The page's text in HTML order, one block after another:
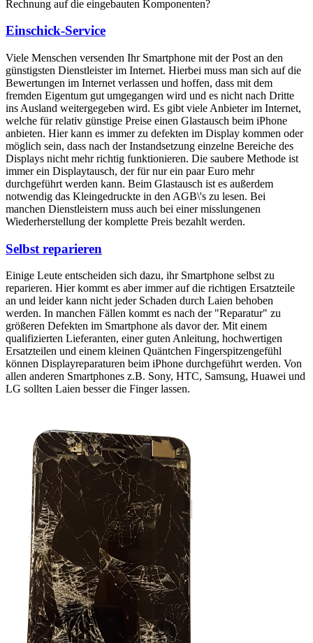
Rechnung auf die eingebauten Komponenten?
Einschick-Service
Viele Menschen versenden Ihr Smartphone mit der Post an den
günstigsten Dienstleister im Internet. Hierbei muss man sich auf die
Bewertungen im Internet verlassen und hoffen, dass mit dem
fremden Eigentum gut umgegangen wird und es nicht nach Dritte
ins Ausland weitergegeben wird. Es gibt viele Anbieter im Internet,
welche für relativ günstige Preise einen Glastausch beim iPhone
anbieten. Hier kann es immer zu defekten im Display kommen oder
möglich sein, dass nach der Instandsetzung einzelne Bereiche des
Displays nicht mehr richtig funktionieren. Die saubere Methode ist
immer ein Displaytausch, der für nur ein paar Euro mehr
durchgeführt werden kann. Beim Glastausch ist es außerdem
notwendig das Kleingedruckte in den AGB\'s zu lesen. Bei
manchen Dienstleistern muss auch bei einer misslungenen
Wiederherstellung der komplette Preis bezahlt werden.
Selbst reparieren
Einige Leute entscheiden sich dazu, ihr Smartphone selbst zu
reparieren. Hier kommt es aber immer auf die richtigen Ersatzteile
an und leider kann nicht jeder Schaden durch Laien behoben
werden. In manchen Fällen kommt es nach der "Reparatur" zu
größeren Defekten im Smartphone als davor der. Mit einem
qualifizierten Lieferanten, einer guten Anleitung, hochwertigen
Ersatzteilen und einem kleinen Quäntchen Fingerspitzengefühl
können Displayreparaturen beim iPhone durchgeführt werden. Von
allen anderen Smartphones z.B. Sony, HTC, Samsung, Huawei und
LG sollten Laien besser die Finger lassen.